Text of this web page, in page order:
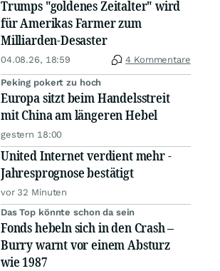
Trumps "goldenes Zeitalter" wird
für Amerikas Farmer zum
Milliarden-Desaster
04.08.26, 18:59 4 Kommentare
Peking pokert zu hoch
Europa sitzt beim Handelsstreit
mit China am längeren Hebel
gestern 18:00
United Internet verdient mehr -
Jahresprognose bestätigt
vor 32 Minuten
Das Top könnte schon da sein
Fonds hebeln sich in den Crash –
Burry warnt vor einem Absturz
wie 1987